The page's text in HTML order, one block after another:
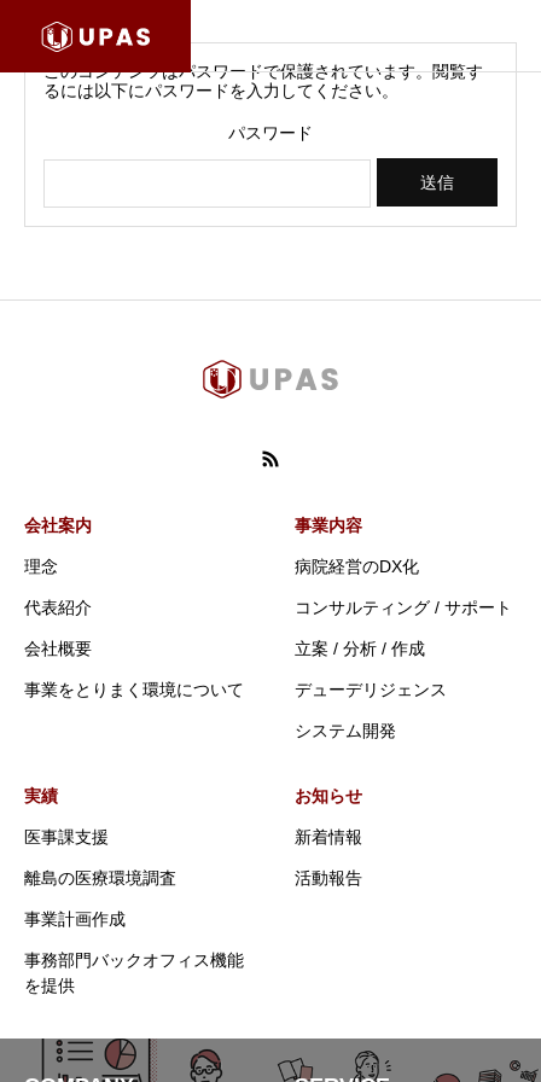
このコンテンツはパスワードで保護されています。閲覧す
るには以下にパスワードを入力してください。
パスワード
会社案内
理念
代表紹介
会社概要
事業をとりまく環境について
事業内容
病院経営のDX化
コンサルティング / サポート
立案 / 分析 / 作成
デューデリジェンス
システム開発
実績
医事課支援
離島の医療環境調査
事業計画作成
事務部門バックオフィス機能
を提供
お知らせ
新着情報
活動報告